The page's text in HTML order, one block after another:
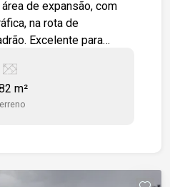
de expansão, com
na rota de
Excelente para
de esquina.
atender. Gostaria
ou agendar uma
m²